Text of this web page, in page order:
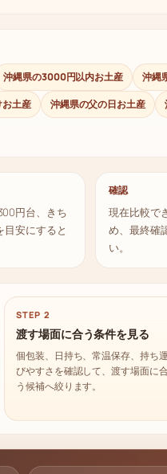
沖縄県の3000円以内お土産
沖縄
土産 沖縄県の父の日お土産
円台、きち
安にすると
確認
現在比較で
め、最終確
い。
STEP 2
渡す場面に合う条件を見る
個包装、日持ち、常温保存、持ち運
びやすさを確認して、渡す場面に合
う候補へ絞ります。